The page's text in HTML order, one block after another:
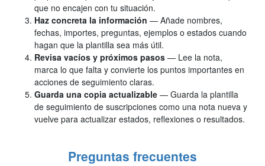
que no encajen con tu situación.
Haz concreta la información — Añade nombres,
fechas, importes, preguntas, ejemplos o estados cuando
hagan que la plantilla sea más útil.
Revisa vacíos y próximos pasos — Lee la nota,
marca lo que falta y convierte los puntos importantes en
acciones de seguimiento claras.
Guarda una copia actualizable — Guarda la plantilla
de seguimiento de suscripciones como una nota nueva y
vuelve para actualizar estados, reflexiones o resultados.
Preguntas frecuentes